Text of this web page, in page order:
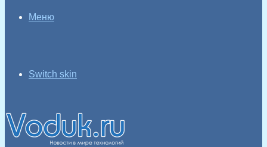
Меню
Switch skin